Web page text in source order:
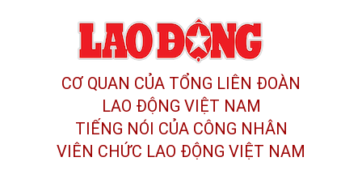
CƠ QUAN CỦA TỔNG LIÊN ĐOÀN
LAO ĐỘNG VIỆT NAM
TIẾNG NÓI CỦA CÔNG NHÂN
VIÊN CHỨC LAO ĐỘNG VIỆT NAM